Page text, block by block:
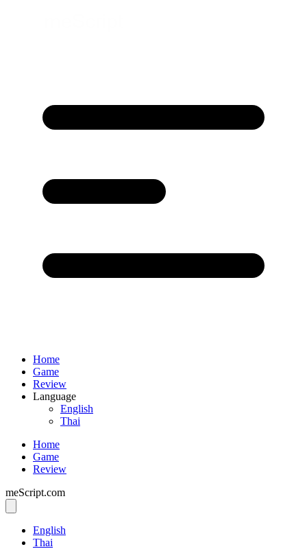
Home
Game
Review
Language
English
Thai
Home
Game
Review
meScript.com
English
Thai